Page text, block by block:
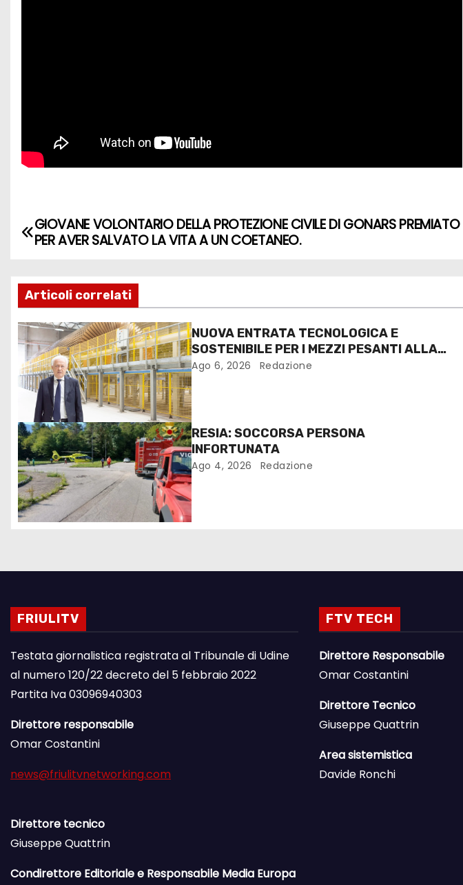
GIOVANE VOLONTARIO DELLA PROTEZIONE CIVILE DI GONARS PREMIATO
PER AVER SALVATO LA VITA A UN COETANEO.
Articoli correlati
NUOVA ENTRATA TECNOLOGICA E
SOSTENIBILE PER I MEZZI PESANTI ALLA
FANTONI DI OSOPPO
Ago 6, 2026 Redazione
RESIA: SOCCORSA PERSONA
INFORTUNATA
Ago 4, 2026 Redazione
FRIULITV
Testata giornalistica registrata al Tribunale di Udine
al numero 120/22 decreto del 5 febbraio 2022
Partita Iva 03096940303
Direttore responsabile
Omar Costantini
news@friulitvnetworking.com
Direttore tecnico
Giuseppe Quattrin
Condirettore Editoriale e Responsabile Media Europa
FTV TECH
Direttore Responsabile
Omar Costantini
Direttore Tecnico
Giuseppe Quattrin
Area sistemistica
Davide Ronchi